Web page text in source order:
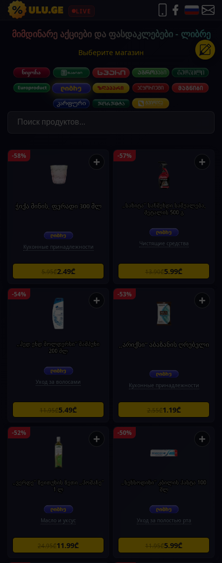
LIVE
მიმდინარე აქციები და ფასდაკლებები - ლიბრე
Выберите магазин
-58% +
ჭიქა მინის, ფერადი 300 მლ
Кухонные принадлежности
5.95₾2.49₾
-57% +
„სანიტა" საწმენდი საშუალება,
მეტალის 500 გ
Чистящие средства
13.90₾5.99₾
-54% +
„ჰედ ენდ შოლდერსი" შამპუნი
200 მლ
Уход за волосами
11.95₾5.49₾
-53% +
„არიქსი" აბაზანის ღრუბელი
Кухонные принадлежности
2.55₾1.19₾
-52% +
„ვერდე" ზეითუნის ზეთი „პომაჩე"
1 ლ
Масло и уксус
24.95₾11.99₾
-50% +
„სენსოდინი" კბილის პასტა 100
მლ
Уход за полостью рта
11.95₾5.99₾